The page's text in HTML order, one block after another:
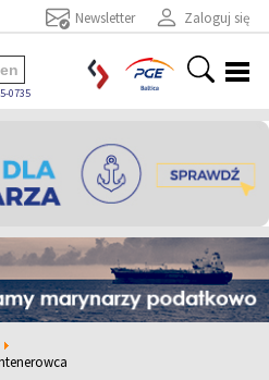
Zaloguj się
Newsletter
0735
en